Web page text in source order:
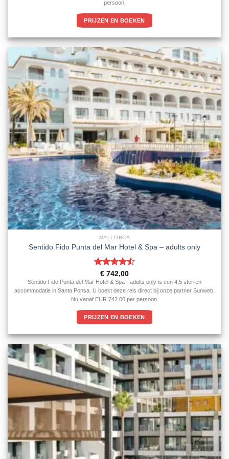
persoon.
PRIJZEN EN BOEKEN
MALLORCA
Sentido Fido Punta del Mar Hotel & Spa – adults only
Gewaardeerd
4.5uit 5
€ 742,00
Sentido Fido Punta del Mar Hotel & Spa - adults only is een 4.5 sterren
accommodatie in Santa Ponsa. U boekt deze reis direct bij onze partner Sunweb.
Nu vanaf EUR 742.00 per persoon.
PRIJZEN EN BOEKEN